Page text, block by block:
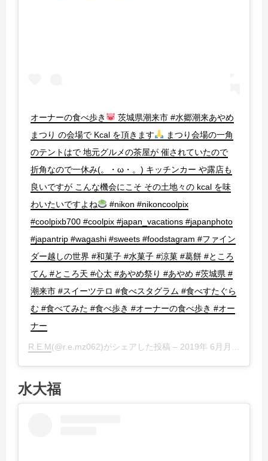
オーナーの食べ歩き
茨城県潮来市 #水郷潮来あやめ
まつり の会場で Kcal を頂きます
まつり会場の一角
のテントはで 地元グルメの茶屋が 催されていたので
折角なので一休み(。・ω・。) キッチンカー や露店も
良いですが こんな機会にこそ その土地々の kcal を味
わいたいですよね
#nikon #nikoncoolpix
#coolpixb700 #coolpix #japan_vacations #japanphoto
#japantrip #wagashi #sweets #foodstagram #ファイン
ダー越しの世界 #和菓子 #水菓子 #涼菓 #葛餅 #ところ
てん #ところ天 #心太 #あやめ祭り #あやめ #茨城県 #
潮来市 #スイーツテロ #食べスタグラム #食べすたぐら
む #食べてみた #食べ歩き #オーナーの食べ歩き #オー
ナー
R.E.M(@r.e.mz062)がシェアした投稿 – 2019年 6月月25日午後6時52分PDT
水大福